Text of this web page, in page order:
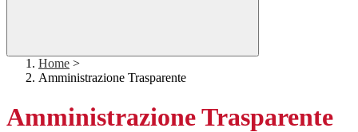
Home >
Amministrazione Trasparente
Amministrazione Trasparente